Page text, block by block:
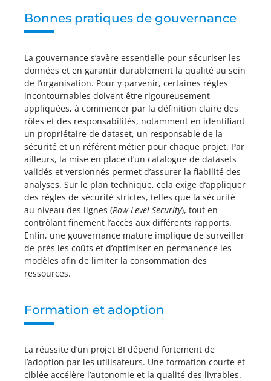
Bonnes pratiques de gouvernance
La gouvernance s’avère essentielle pour sécuriser les
données et en garantir durablement la qualité au sein
de l’organisation. Pour y parvenir, certaines règles
incontournables doivent être rigoureusement
appliquées, à commencer par la définition claire des
rôles et des responsabilités, notamment en identifiant
un propriétaire de dataset, un responsable de la
sécurité et un référent métier pour chaque projet. Par
ailleurs, la mise en place d’un catalogue de datasets
validés et versionnés permet d’assurer la fiabilité des
analyses. Sur le plan technique, cela exige d’appliquer
des règles de sécurité strictes, telles que la sécurité
au niveau des lignes (Row-Level Security), tout en
contrôlant finement l’accès aux différents rapports.
Enfin, une gouvernance mature implique de surveiller
de près les coûts et d’optimiser en permanence les
modèles afin de limiter la consommation des
ressources.
Formation et adoption
La réussite d’un projet BI dépend fortement de
l’adoption par les utilisateurs. Une formation courte et
ciblée accélère l’autonomie et la qualité des livrables.